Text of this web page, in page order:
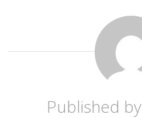
Published by